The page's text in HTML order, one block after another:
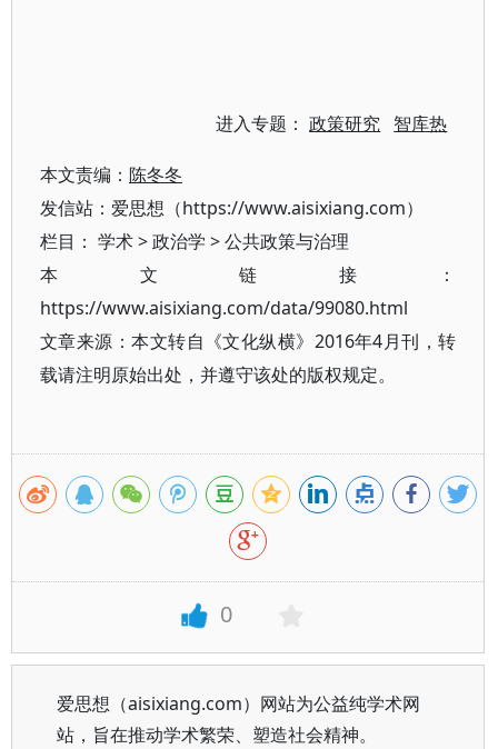
进入专题：政策研究 智库热
本文责编： 陈冬冬
发信站：爱思想（https://www.aisixiang.com）
栏目： 学术>政治学 >公共政策与治理
本文链接：
https://www.aisixiang.com/data/99080.html
文章来源：本文转自《文化纵横》2016年4月刊，转
载请注明原始出处，并遵守该处的版权规定。
0
爱思想（aisixiang.com）网站为公益纯学术网
站，旨在推动学术繁荣、塑造社会精神。